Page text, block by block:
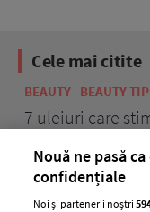
Cele mai citite
BEAUTY BEAUTY TIPS
7 uleiuri care
Nouă ne pasă
confidențiale
Noi și partenerii noștri